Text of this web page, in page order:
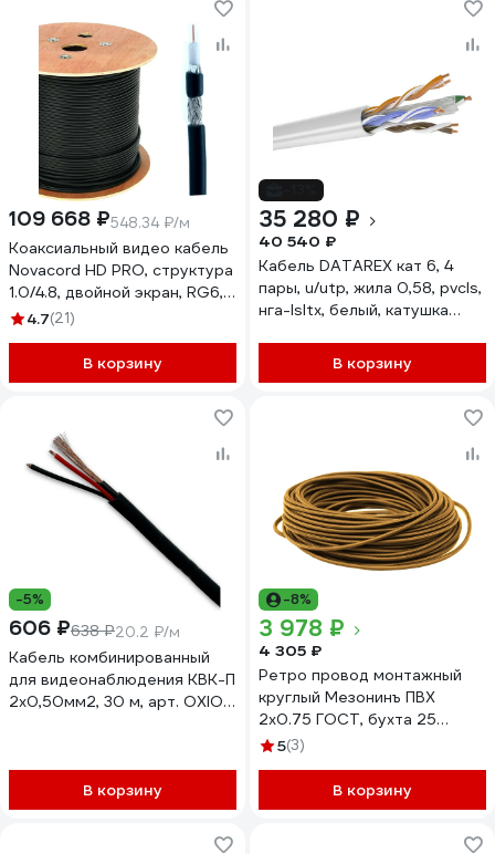
109 668 ₽548.34 ₽/м
Коаксиальный видео кабель
Novacord HD PRO, структура
1.0/4.8, двойной экран, RG6,
диаметр кабеля 7.0 мм,
PRO 1.0/4.8 FRNC-C 200
4.7(21)
В корзину
35 280 ₽
40 540 ₽
Кабель DATAREX кат 6, 4
пары, u/utp, жила 0,58, pvcls,
нга-lsltx, белый, катушка
В корзину
-5%
606 ₽638 ₽20.2 ₽/м
Кабель комбинированный
для видеонаблюдения КВК-П
2x0,50мм2, 30 м, арт. OXION
В корзину
-8%
3 978 ₽
4 305 ₽
Ретро провод монтажный
круглый Мезонинъ ПВХ
2х0.75 ГОСТ, бухта 25
метров, БРОНЗА GE70160-
5(3)
В корзину